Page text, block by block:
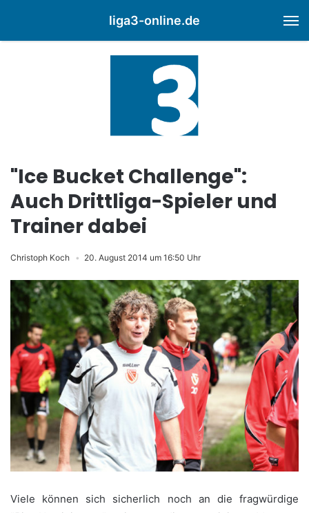
liga3-online.de
"Ice Bucket Challenge":
Auch Drittliga-Spieler und
Trainer dabei
Christoph Koch 20. August 2014 um 16:50 Uhr
Viele können sich sicherlich noch an die fragwürdige